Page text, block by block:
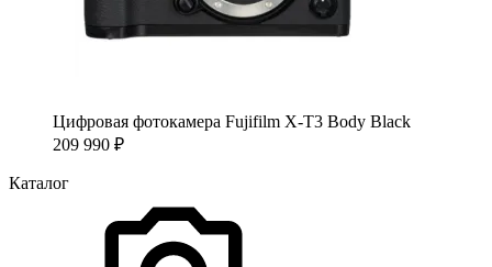
Цифровая фотокамера Fujifilm X-T3 Body Black
209 990 ₽
Каталог